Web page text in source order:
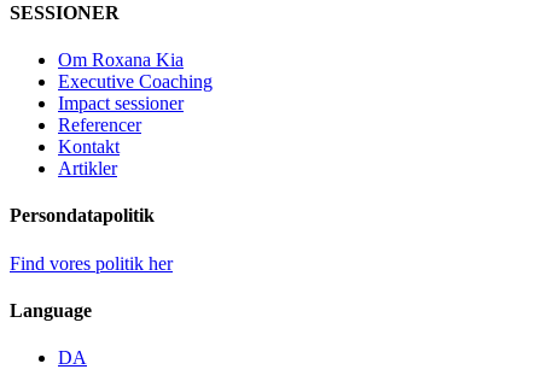
SESSIONER
Om Roxana Kia
Executive Coaching
Impact sessioner
Referencer
Kontakt
Artikler
Persondatapolitik
Find vores politik her
Language
DA